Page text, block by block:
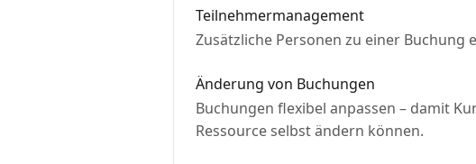
Teilnehmermanagement
Zusätzliche Personen zu einer
Änderung von Buchungen
Buchungen flexibel anpassen – damit
Ressource selbst ändern können.